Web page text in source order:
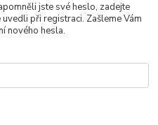
jste své heslo, zadejte
při registraci. Zašleme Vám
nového hesla.